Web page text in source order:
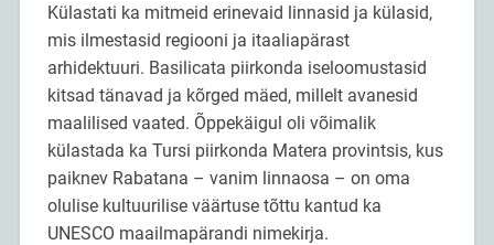
Külastati ka mitmeid erinevaid linnasid ja külasid,
mis ilmestasid regiooni ja itaaliapärast
arhidektuuri. Basilicata piirkonda iseloomustasid
kitsad tänavad ja kõrged mäed, millelt avanesid
maalilised vaated. Õppekäigul oli võimalik
külastada ka Tursi piirkonda Matera provintsis, kus
paiknev Rabatana – vanim linnaosa – on oma
olulise kultuurilise väärtuse tõttu kantud ka
UNESCO maailmapärandi nimekirja.